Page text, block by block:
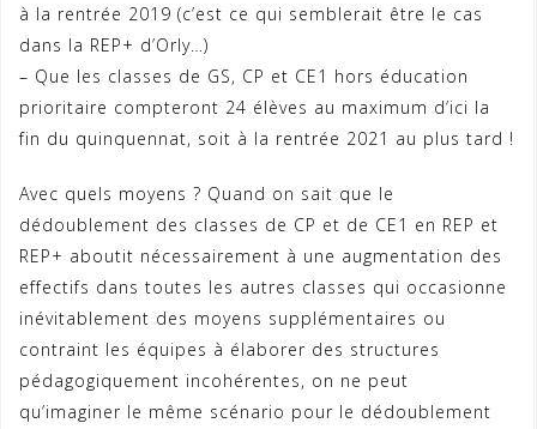
à la rentrée 2019 (c’est ce qui semblerait être le cas
dans la REP+ d’Orly…)
– Que les classes de GS, CP et CE1 hors éducation
prioritaire compteront 24 élèves au maximum d’ici la
fin du quinquennat, soit à la rentrée 2021 au plus tard !
Avec quels moyens ? Quand on sait que le
dédoublement des classes de CP et de CE1 en REP et
REP+ aboutit nécessairement à une augmentation des
effectifs dans toutes les autres classes qui occasionne
inévitablement des moyens supplémentaires ou
contraint les équipes à élaborer des structures
pédagogiquement incohérentes, on ne peut
qu’imaginer le même scénario pour le dédoublement